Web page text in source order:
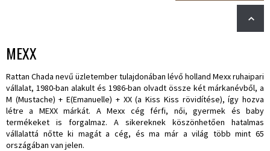
MEXX
Rattan Chada nevű üzletember tulajdonában lévő holland Mexx ruhaipari
vállalat, 1980-ban alakult és 1986-ban olvadt össze két márkanévből, a
M (Mustache) + E(Emanuelle) + XX (a Kiss Kiss rövidítése), így hozva
létre a MEXX márkát. A Mexx cég férfi, női, gyermek és baby
termékeket is forgalmaz. A sikereknek köszönhetően hatalmas
vállalattá nőtte ki magát a cég, és ma már a világ több mint 65
országában van jelen.